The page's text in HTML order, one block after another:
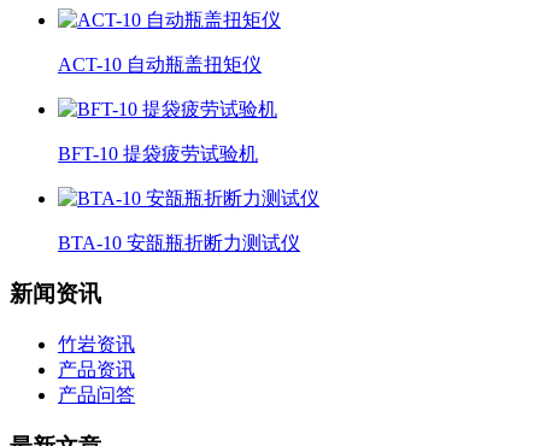
ACT-10 自动瓶盖扭矩仪
BFT-10 提袋疲劳试验机
BTA-10 安瓿瓶折断力测试仪
新闻资讯
竹岩资讯
产品资讯
产品问答